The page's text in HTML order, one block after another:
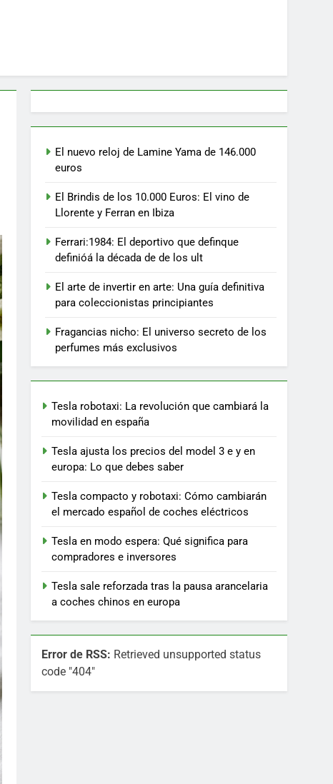
El nuevo reloj de Lamine Yama de 146.000
euros
El Brindis de los 10.000 Euros: El vino de
Llorente y Ferran en Ibiza
Ferrari:1984: El deportivo que definque
definióá la década de de los ult
El arte de invertir en arte: Una guía definitiva
para coleccionistas principiantes
Fragancias nicho: El universo secreto de los
perfumes más exclusivos
Tesla robotaxi: La revolución que cambiará la
movilidad en españa
Tesla ajusta los precios del model 3 e y en
europa: Lo que debes saber
Tesla compacto y robotaxi: Cómo cambiarán
el mercado español de coches eléctricos
Tesla en modo espera: Qué significa para
compradores e inversores
Tesla sale reforzada tras la pausa arancelaria
a coches chinos en europa
Error de RSS: Retrieved unsupported status
code "404"